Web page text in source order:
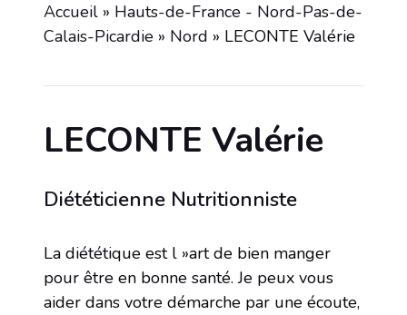
Accueil » Hauts-de-France - Nord-Pas-de-
Calais-Picardie » Nord » LECONTE Valérie
LECONTE Valérie
Diététicienne Nutritionniste
La diététique est l »art de bien manger
pour être en bonne santé. Je peux vous
aider dans votre démarche par une écoute,